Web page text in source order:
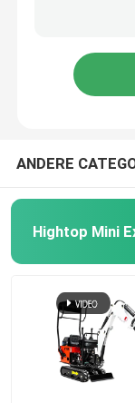
Mini Skid
Mini Crawler
De Tractor
ANDERE
Hightop Mini